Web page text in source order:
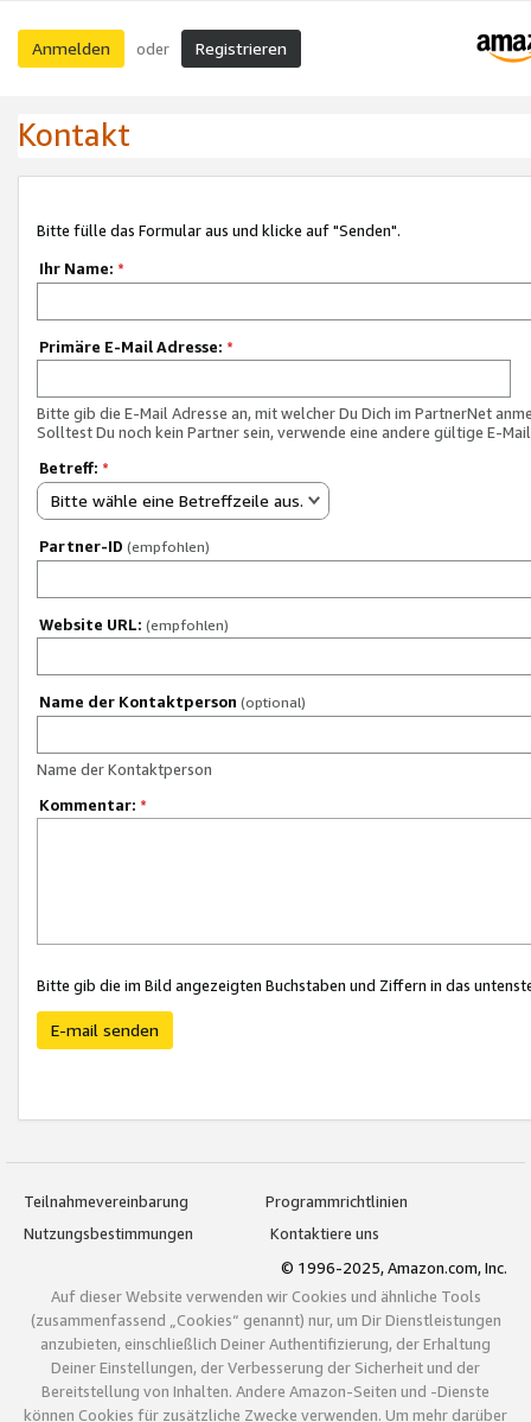
Anmelden oder Registrieren
Kontakt
Bitte fülle das Formular aus und klicke auf "Senden".
Ihr Name: *
Primäre E-Mail Adresse: *
Bitte gib die E-Mail Adresse an, mit welcher Du Dich im PartnerNet
Solltest Du noch kein Partner sein, verwende eine andere gültige E-
Betreff: *
Bitte wähle eine Betreffzeile aus.
Partner-ID (empfohlen)
Website URL: (empfohlen)
Name der Kontaktperson (optional)
Name der Kontaktperson
Kommentar: *
Bitte gib die im Bild angezeigten Buchstaben und Ziffern in das
E-mail senden
Teilnahmevereinbarung
Programmrichtlinien
Nutzungsbestimmungen
Kontaktiere uns
© 1996-2025, Amazon.com, Inc.
Auf dieser Website verwenden wir Cookies und ähnliche Tools
(zusammenfassend „Cookies“ genannt) nur, um Dir Dienstleistungen
anzubieten, einschließlich Deiner Authentifizierung, der Erhaltung
Deiner Einstellungen, der Verbesserung der Sicherheit und der
Bereitstellung von Inhalten. Andere Amazon-Seiten und -Dienste
können Cookies für zusätzliche Zwecke verwenden. Um mehr darüber